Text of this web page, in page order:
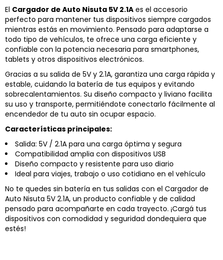
El Cargador de Auto Nisuta 5V 2.1A es el accesorio
perfecto para mantener tus dispositivos siempre cargados
mientras estás en movimiento. Pensado para adaptarse a
todo tipo de vehículos, te ofrece una carga eficiente y
confiable con la potencia necesaria para smartphones,
tablets y otros dispositivos electrónicos.
Gracias a su salida de 5V y 2.1A, garantiza una carga rápida y
estable, cuidando la batería de tus equipos y evitando
sobrecalentamientos. Su diseño compacto y liviano facilita
su uso y transporte, permitiéndote conectarlo fácilmente al
encendedor de tu auto sin ocupar espacio.
Características principales:
Salida: 5V / 2.1A para una carga óptima y segura
Compatibilidad amplia con dispositivos USB
Diseño compacto y resistente para uso diario
Ideal para viajes, trabajo o uso cotidiano en el vehículo
No te quedes sin batería en tus salidas con el Cargador de
Auto Nisuta 5V 2.1A, un producto confiable y de calidad
pensado para acompañarte en cada trayecto. ¡Cargá tus
dispositivos con comodidad y seguridad dondequiera que
estés!